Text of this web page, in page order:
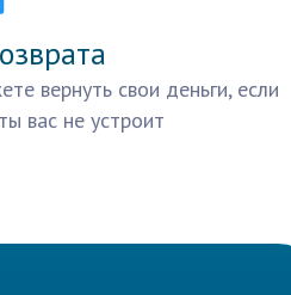
вернуть свои деньги, если
вас не устроит